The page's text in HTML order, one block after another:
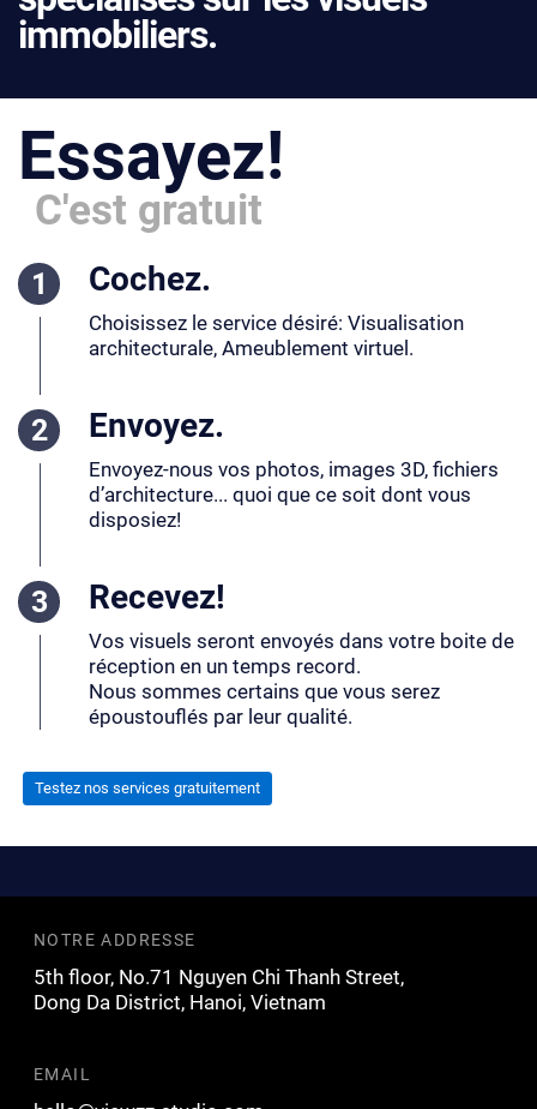
immobiliers.
Essayez!
C'est gratuit
Cochez.
Choisissez le service désiré: Visualisation
architecturale, Ameublement virtuel.
Envoyez.
Envoyez-nous vos photos, images 3D, fichiers
d’architecture... quoi que ce soit dont vous
disposiez!
Recevez!
Vos visuels seront envoyés dans votre boite de
réception en un temps record.
Nous sommes certains que vous serez
époustouflés par leur qualité.
Testez nos services gratuitement
NOTRE ADDRESSE
5th floor, No.71 Nguyen Chi Thanh Street,
Dong Da District, Hanoi, Vietnam
EMAIL